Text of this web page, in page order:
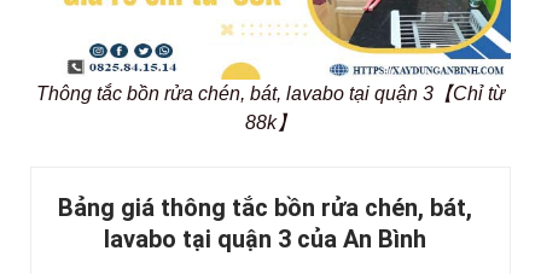
Thông tắc bồn rửa chén, bát, lavabo tại quận 3【Chỉ từ
88k】
Bảng giá thông tắc bồn rửa chén, bát,
lavabo tại quận 3 của An Bình